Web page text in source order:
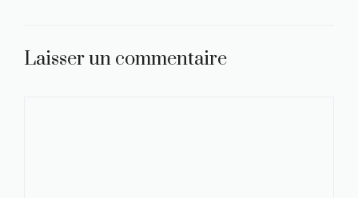
Laisser un commentaire